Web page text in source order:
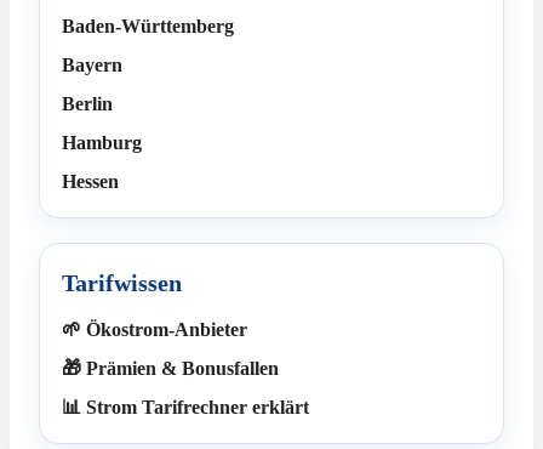
Baden-Württemberg
Bayern
Berlin
Hamburg
Hessen
Tarifwissen
🌱 Ökostrom-Anbieter
🎁 Prämien & Bonusfallen
📊 Strom Tarifrechner erklärt